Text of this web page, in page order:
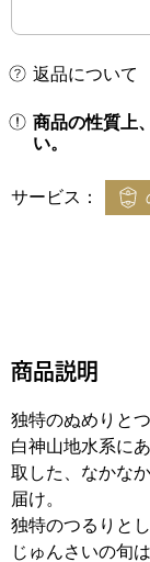
返品について
商品の性質上
い。
サービス：
商品説明
独特のぬめりと
白神山地水系に
取した、なかな
届け。
独特のつるりと
じゅんさいの旬